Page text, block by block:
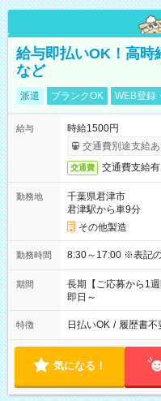
給与即払いOK！高時
など
派遣 ブランクOK WEB登録
給与
時給1500円
交通費別途支給あ
交通費 交通費支給有
勤務地
千葉県君津市
君津駅から車9分
その他製造
勤務時間 8:30～
期間
長期【ご応募から1
即日～
特徴 日払いOK / 履歴書不
気になる！